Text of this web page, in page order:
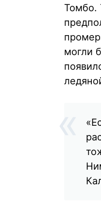
Томбо.
могли